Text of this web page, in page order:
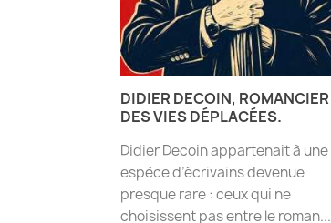
DIDIER DECOIN, ROMANCIER
DES VIES DÉPLACÉES.
Didier Decoin appartenait à une
espèce d’écrivains devenue
presque rare : ceux qui ne
choisissent pas entre le roman...